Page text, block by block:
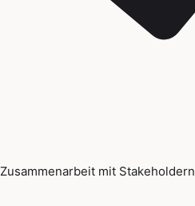
Zusammenarbeit mit Stakeholdern